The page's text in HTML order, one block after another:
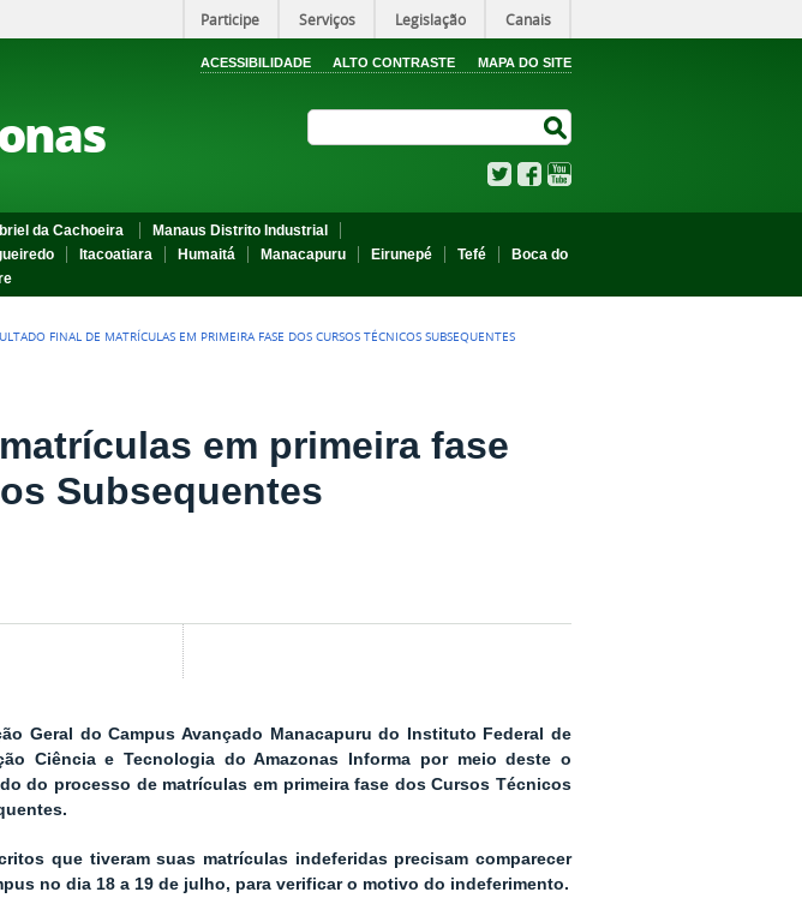
Participe Serviços Legislação Canais
ACESSIBILIDADE ALTO CONTRASTE MAPA DO SITE
TwitterFacebook
da Cachoeira
Manaus Distrito Industrial
Itacoatiara Humaitá Manacapuru Eirunepé Tefé
Boca do
FINAL DE MATRÍCULAS EM PRIMEIRA FASE DOS CURSOS TÉCNICOS SUBSEQUENTES
em primeira fase
Subsequentes
Geral do Campus Avançado Manacapuru do Instituto Federal de
Ciência e Tecnologia do Amazonas Informa por meio deste o
do processo de matrículas em primeira fase dos Cursos Técnicos
que tiveram suas matrículas indeferidas precisam comparecer
no dia 18 a 19 de julho, para verificar o motivo do indeferimento.